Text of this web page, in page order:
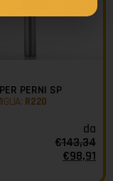
PERNI SP
R220
da
€143,34
€98,91